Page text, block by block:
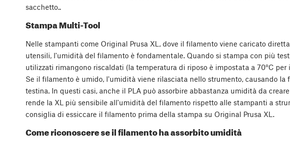
sacchetto..
Stampa Multi-Tool
Nelle stampanti come Original Prusa XL, dove il filamento viene caricato
utensili, l'umidità del filamento è fondamentale. Quando si stampa con più
utilizzati rimangono riscaldati (la temperatura di riposo è impostata a 70°C
Se il filamento è umido, l'umidità viene rilasciata nello strumento, causando la
testina. In questi casi, anche il PLA può assorbire abbastanza umidità da
rende la XL più sensibile all'umidità del filamento rispetto alle stampanti a
consiglia di essiccare il filamento prima della stampa su Original Prusa XL.
Come riconoscere se il filamento ha assorbito umidità